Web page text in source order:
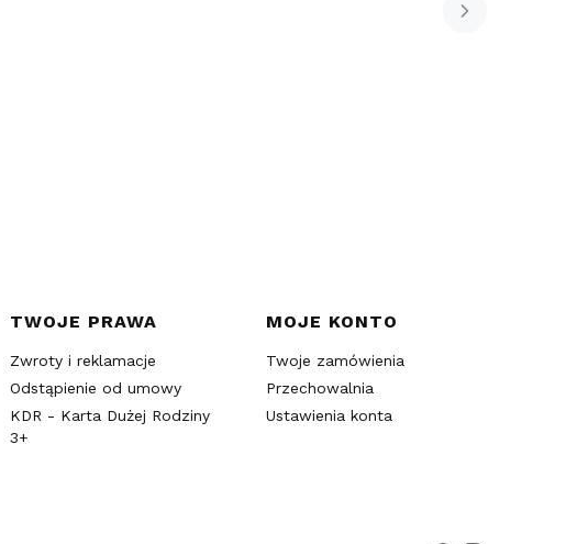
TWOJE PRAWA
Zwroty i reklamacje
Odstąpienie od umowy
KDR - Karta Dużej Rodziny
3+
MOJE KONTO
Twoje zamówienia
Przechowalnia
Ustawienia konta